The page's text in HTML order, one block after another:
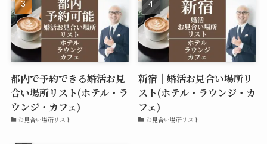
都内で予約できる婚活お見
合い場所リスト(ホテル・ラ
ウンジ・カフェ)
お見合い場所リスト
新宿｜婚活お見合い場所リ
スト(ホテル・ラウンジ・カ
フェ)
お見合い場所リスト